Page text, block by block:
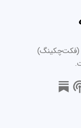
(فکت‌چکینگ)